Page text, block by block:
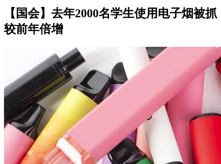
【国会】去年2000名学生使用电子烟被抓
较前年倍增